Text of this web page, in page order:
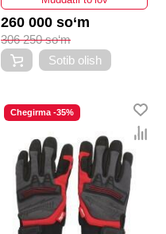
260 000 so‘m
306 250 so‘m
Sotib olish
Chegirma -35%